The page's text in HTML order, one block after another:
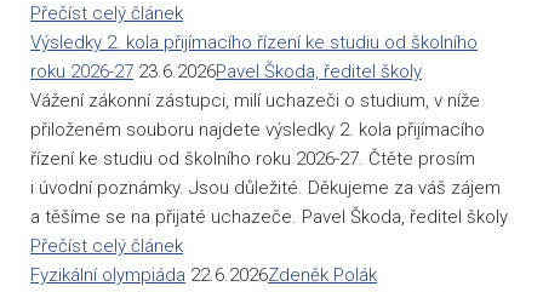
Přečíst celý článek
Výsledky 2. kola přijímacího řízení ke studiu od školního
roku 2026-27 23.6.2026Pavel Škoda, ředitel školy
Vážení zákonní zástupci, milí uchazeči o studium, v níže
přiloženém souboru najdete výsledky 2. kola přijímacího
řízení ke studiu od školního roku 2026-27. Čtěte prosím
i úvodní poznámky. Jsou důležité. Děkujeme za váš zájem
a těšíme se na přijaté uchazeče. Pavel Škoda, ředitel školy
Přečíst celý článek
Fyzikální olympiáda 22.6.2026Zdeněk Polák